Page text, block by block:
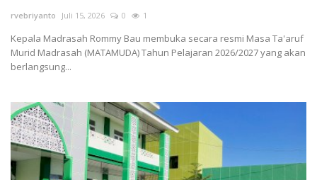
rvebriyanto Juli 15, 2026 0 1
Kepala Madrasah Rommy Bau membuka secara resmi Masa Ta'aruf
Murid Madrasah (MATAMUDA) Tahun Pelajaran 2026/2027 yang akan
berlangsung...